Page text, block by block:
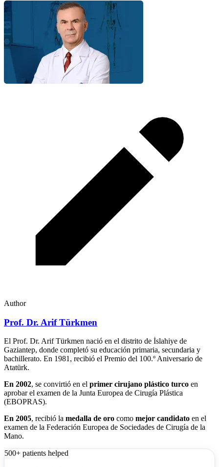
Author
Prof. Dr. Arif Türkmen
El Prof. Dr. Arif Türkmen nació en el distrito de İslahiye de
Gaziantep, donde completó su educación primaria, secundaria y
bachillerato. En 1981, recibió el Premio del 100.º Aniversario de
Atatürk.
En 2002, se convirtió en el primer cirujano plástico turco en
aprobar el examen de la Junta Europea de Cirugía Plástica
(EBOPRAS).
En 2005, recibió la medalla de oro como mejor candidato en el
examen de la Federación Europea de Sociedades de Cirugía de la
Mano.
500+ patients helped